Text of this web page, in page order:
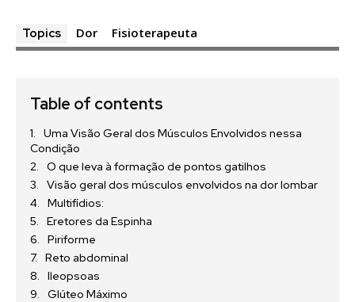
Topics Dor Fisioterapeuta
Table of contents
Uma Visão Geral dos Músculos Envolvidos nessa
Condição
O que leva à formação de pontos gatilhos
Visão geral dos músculos envolvidos na dor lombar
Multifídios:
Eretores da Espinha
Piriforme
Reto abdominal
Ileopsoas
Glúteo Máximo